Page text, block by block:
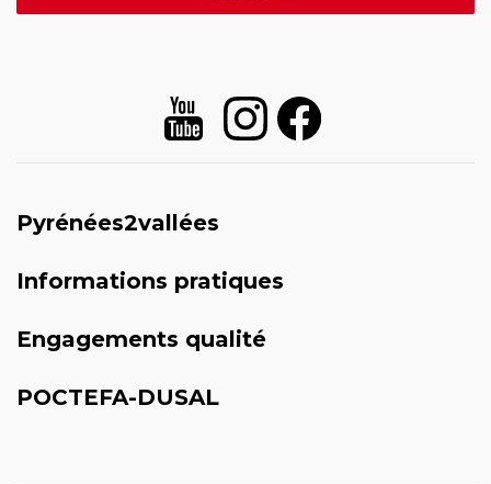
Pyrénées2vallées
Informations pratiques
Engagements qualité
POCTEFA-DUSAL